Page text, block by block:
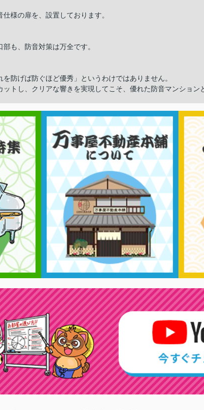
様の扉を、設置しております。
も、防音対策は万全です。
防げば防ぐほど優秀」というわけではありません。
トし、クリアな響きを実現してこそ、優れた防音マンション